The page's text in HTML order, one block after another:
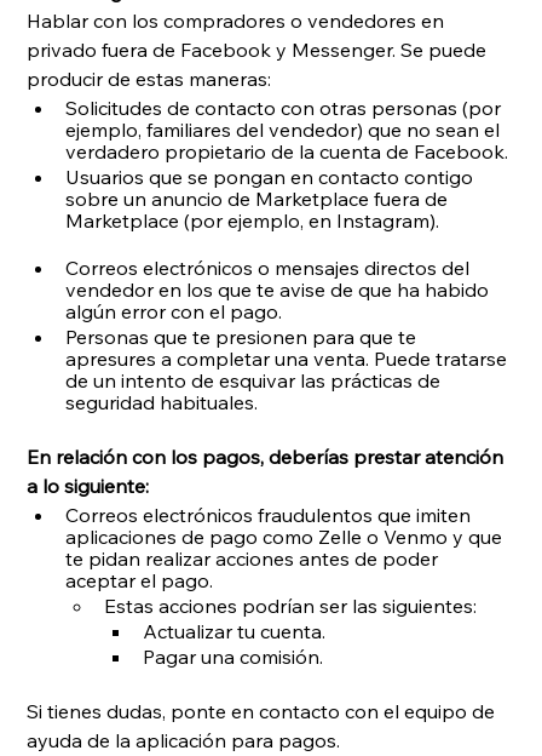
Hablar con los compradores o vendedores en
privado fuera de Facebook y Messenger. Se puede
producir de estas maneras:
Solicitudes de contacto con otras personas (por
ejemplo, familiares del vendedor) que no sean el
verdadero propietario de la cuenta de Facebook.
Usuarios que se pongan en contacto contigo
sobre un anuncio de Marketplace fuera de
Marketplace (por ejemplo, en Instagram).
Correos electrónicos o mensajes directos del
vendedor en los que te avise de que ha habido
algún error con el pago.
Personas que te presionen para que te
apresures a completar una venta. Puede tratarse
de un intento de esquivar las prácticas de
seguridad habituales.
En relación con los pagos, deberías prestar atención
a lo siguiente:
Correos electrónicos fraudulentos que imiten
aplicaciones de pago como Zelle o Venmo y que
te pidan realizar acciones antes de poder
aceptar el pago.
Estas acciones podrían ser las siguientes:
Actualizar tu cuenta.
Pagar una comisión.
Si tienes dudas, ponte en contacto con el equipo de
ayuda de la aplicación para pagos.